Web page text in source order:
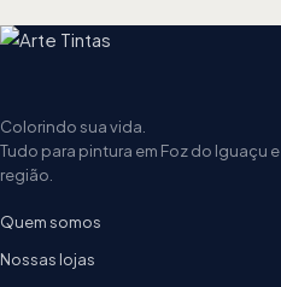
Colorindo sua vida.
Tudo para pintura em Foz do Iguaçu e
região.
Quem somos
Nossas lojas